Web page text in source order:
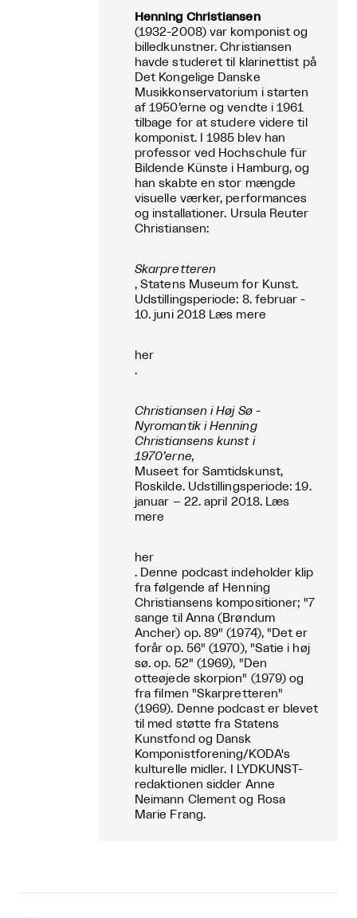
Henning Christiansen
(1932-2008) var komponist og
billedkunstner. Christiansen
havde studeret til klarinettist på
Det Kongelige Danske
Musikkonservatorium i starten
af 1950’erne og vendte i 1961
tilbage for at studere videre til
komponist. I 1985 blev han
professor ved Hochschule für
Bildende Künste i Hamburg, og
han skabte en stor mængde
visuelle værker, performances
og installationer. Ursula Reuter
Christiansen:
Skarpretteren
, Statens Museum for Kunst.
Udstillingsperiode: 8. februar -
10. juni 2018 Læs mere
her
.
Christiansen i Høj Sø -
Nyromantik i Henning
Christiansens kunst i
1970’erne,
Museet for Samtidskunst,
Roskilde. Udstillingsperiode: 19.
januar – 22. april 2018. Læs
mere
her
. Denne podcast indeholder klip
fra følgende af Henning
Christiansens kompositioner; "7
sange til Anna (Brøndum
Ancher) op. 89" (1974), "Det er
forår op. 56" (1970), "Satie i høj
sø. op. 52" (1969), "Den
otteøjede skorpion" (1979) og
fra filmen "Skarpretteren"
(1969). Denne podcast er blevet
til med støtte fra Statens
Kunstfond og Dansk
Komponistforening/KODA's
kulturelle midler. I LYDKUNST-
redaktionen sidder Anne
Neimann Clement og Rosa
Marie Frang.